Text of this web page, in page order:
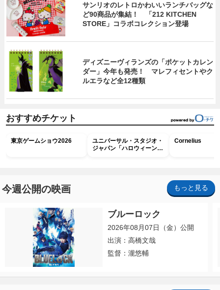
サンリオのレトロかわいいランチバッグな
ど90商品が集結！ 「212 KITCHEN
STORE」コラボコレクション登場
ディズニーヴィランズの「ポケットカレン
ダー」今年も発売！ マレフィセントやク
ルエラなど全12種類
おすすめチケット
東京ゲームショウ2026
ユニバーサル・スタジオ・
ジャパン「ハロウィーン・
Cornelius
今週公開の映画 もっと見る
ブルーロック
2026年08月07日（金）公開
出演：高橋文哉
監督：瀧悠輔